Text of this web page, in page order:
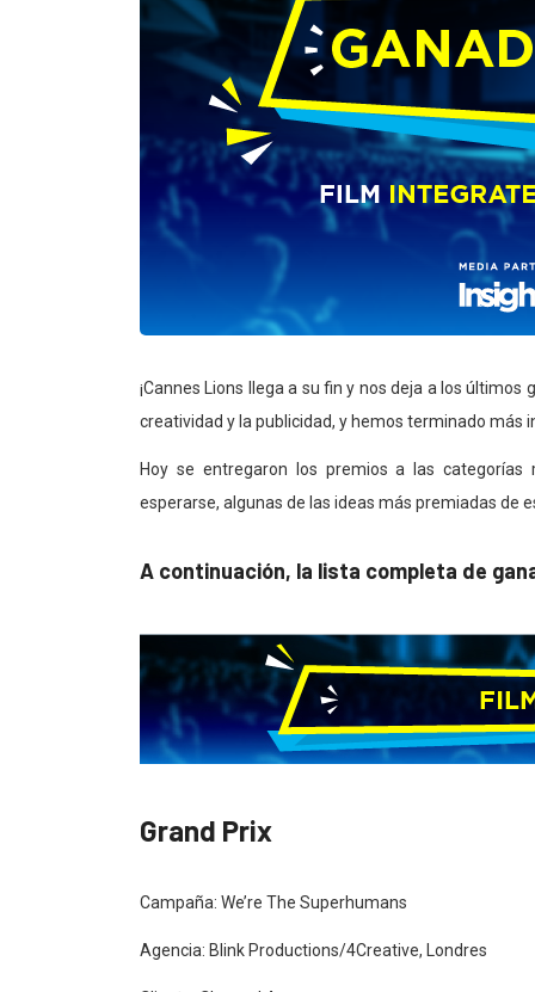
¡Cannes Lions llega a su fin y nos deja a los
creatividad y la publicidad, y hemos terminado más
Hoy se entregaron los premios a las categorías
esperarse, algunas de las ideas más premiadas de
A continuación, la lista completa de
Grand Prix
Campaña: We’re The Superhumans
Agencia: Blink Productions/4Creative, Londres